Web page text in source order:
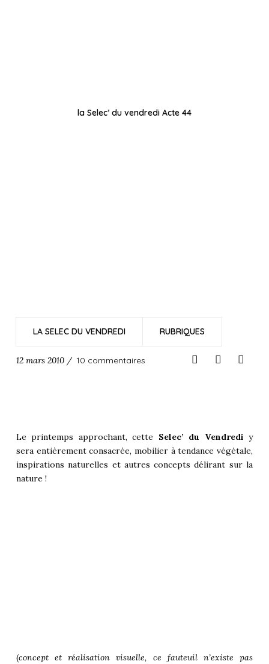
la Selec’ du vendredi Acte 44
LA SELEC DU VENDREDI RUBRIQUES
12 mars 2010 / 10 commentaires
Le printemps approchant, cette Selec’ du Vendredi y
sera entièrement consacrée, mobilier à tendance végétale,
inspirations naturelles et autres concepts délirant sur la
nature !
(concept et réalisation visuelle, ce fauteuil n’existe pas